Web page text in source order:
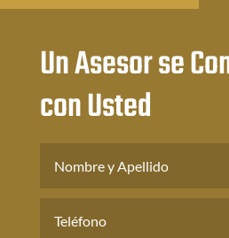
Un Asesor se
con Usted